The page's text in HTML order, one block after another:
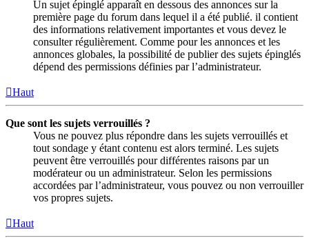
Un sujet épinglé apparaît en dessous des annonces sur la
première page du forum dans lequel il a été publié. il contient
des informations relativement importantes et vous devez le
consulter régulièrement. Comme pour les annonces et les
annonces globales, la possibilité de publier des sujets épinglés
dépend des permissions définies par l’administrateur.
Haut
Que sont les sujets verrouillés ?
Vous ne pouvez plus répondre dans les sujets verrouillés et
tout sondage y étant contenu est alors terminé. Les sujets
peuvent être verrouillés pour différentes raisons par un
modérateur ou un administrateur. Selon les permissions
accordées par l’administrateur, vous pouvez ou non verrouiller
vos propres sujets.
Haut